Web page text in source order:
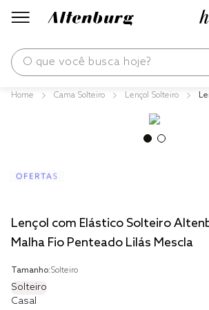
O que você busca hoje?
Cama Solteiro Lençol Solteiro
Lençol com Elástico Solteiro
Malha Fio Penteado Lilás Mescla
Tamanho:Solteiro
Solteiro
Casal
fronha
travesseiro
tencel